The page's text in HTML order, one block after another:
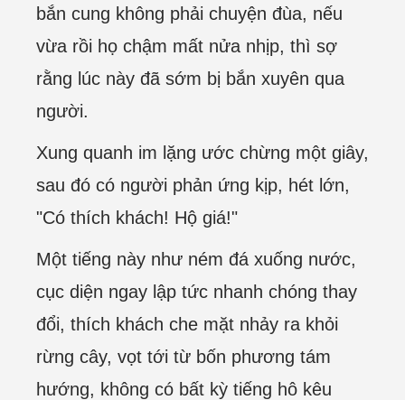
bắn cung không phải chuyện đùa, nếu
vừa rồi họ chậm mất nửa nhịp, thì sợ
rằng lúc này đã sớm bị bắn xuyên qua
người.
Xung quanh im lặng ước chừng một giây,
sau đó có người phản ứng kịp, hét lớn,
"Có thích khách! Hộ giá!"
Một tiếng này như ném đá xuống nước,
cục diện ngay lập tức nhanh chóng thay
đổi, thích khách che mặt nhảy ra khỏi
rừng cây, vọt tới từ bốn phương tám
hướng, không có bất kỳ tiếng hô kêu